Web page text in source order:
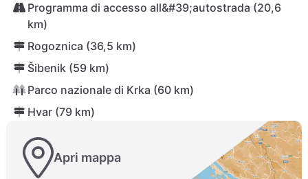
Programma di accesso all&#39;autostrada (20,6
km)
Rogoznica (36,5 km)
Šibenik (59 km)
Parco nazionale di Krka (60 km)
Hvar (79 km)
Apri mappa